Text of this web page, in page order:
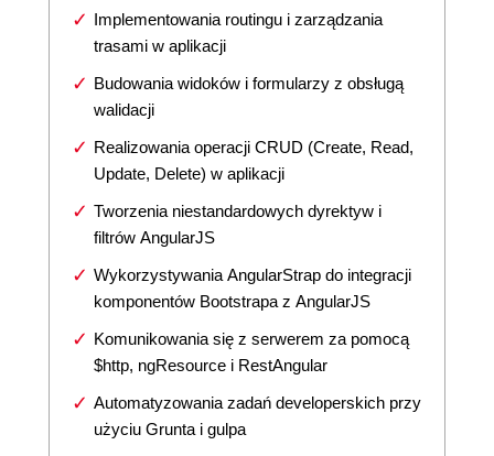
Implementowania routingu i zarządzania
trasami w aplikacji
Budowania widoków i formularzy z obsługą
walidacji
Realizowania operacji CRUD (Create, Read,
Update, Delete) w aplikacji
Tworzenia niestandardowych dyrektyw i
filtrów AngularJS
Wykorzystywania AngularStrap do integracji
komponentów Bootstrapa z AngularJS
Komunikowania się z serwerem za pomocą
$http, ngResource i RestAngular
Automatyzowania zadań developerskich przy
użyciu Grunta i gulpa